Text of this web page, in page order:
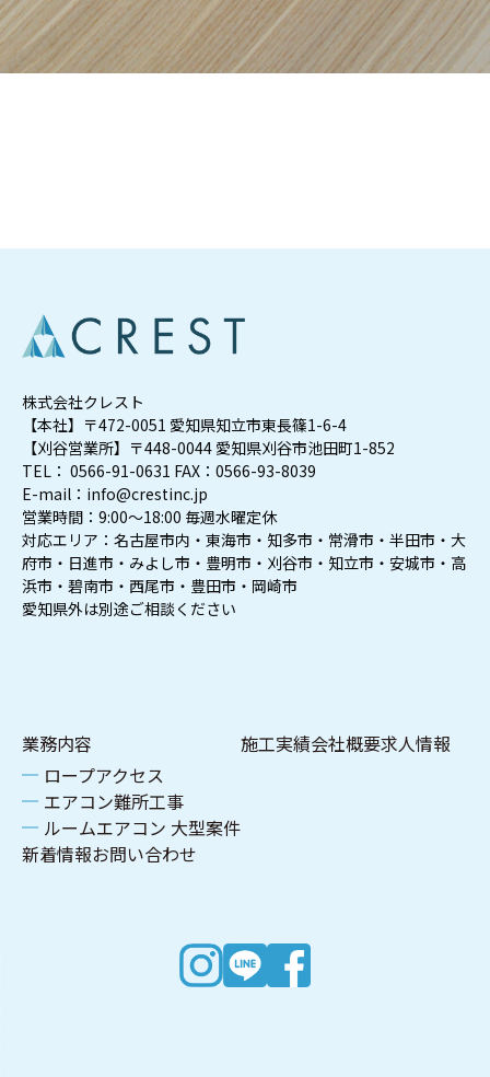
ルームエアコン取付 台数口
業務内容
ロープアクセス
エアコン難所工事
ルームエアコン 大型案件
施工実績会社概要求人情報
新着情報お問い合わせ
株式会社クレスト
【本社】〒472-0051 愛知県知立市東長篠1-6-4
【刈谷営業所】〒448-0044 愛知県刈谷市池田町1-852
TEL： 0566-91-0631 FAX：0566-93-8039
E-mail：info@crestinc.jp
営業時間：9:00～18:00 毎週水曜定休
対応エリア：名古屋市内・東海市・知多市・常滑市・半田市・大
府市・日進市・みよし市・豊明市・刈谷市・知立市・安城市・高
浜市・碧南市・西尾市・豊田市・岡崎市
愛知県外は別途ご相談ください